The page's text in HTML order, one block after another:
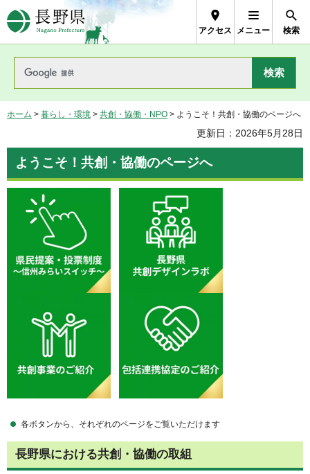
長野県Nagano Prefecture
アクセス メニュー 検索
ホーム > 暮らし・環境 > 共創・協働・NPO > ようこそ！共創・協働のページへ
更新日：2026年5月28日
ようこそ！共創・協働のページへ
各ボタンから、それぞれのページをご覧いただけます
長野県における共創・協働の取組